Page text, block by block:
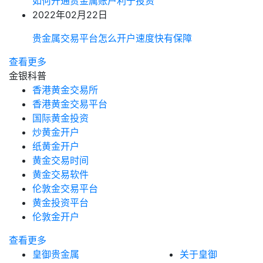
2022年02月22日
贵金属交易平台怎么开户速度快有保障
查看更多
金银科普
香港黄金交易所
香港黄金交易平台
国际黄金投资
炒黄金开户
纸黄金开户
黄金交易时间
黄金交易软件
伦敦金交易平台
黄金投资平台
伦敦金开户
查看更多
皇御贵金属
关于皇御